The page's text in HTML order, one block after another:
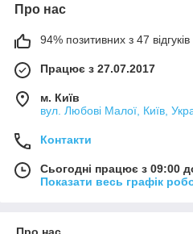
Про нас
94% позитивних з 47 відгуків
Працює з 27.07.2017
м. Київ
вул. Любові Малої, Київ,
Контакти
Сьогодні працює з 09:00
Показати весь графік